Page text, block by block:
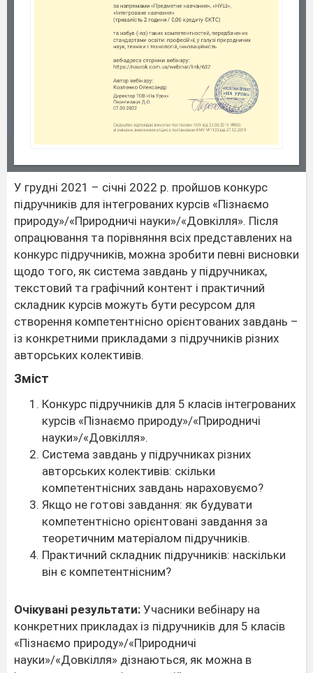
У грудні 2021 – січні 2022 р. пройшов конкурс
підручників для інтегрованих курсів «Пізнаємо
природу»/«Природничі науки»/«Довкілля». Після
опрацювання та порівняння всіх представлених на
конкурс підручників, можна зробити певні висновки
щодо того, як система завдань у підручниках,
текстовий та графічний контент і практичний
складник курсів можуть бути ресурсом для
створення компетентнісно орієнтованих завдань –
із конкретними прикладами з підручників різних
авторських колективів.
Зміст
Конкурс підручників для 5 класів інтегрованих
курсів «Пізнаємо природу»/«Природничі
науки»/«Довкілля».
Система завдань у підручниках різних
авторських колективів: скільки
компетентнісних завдань нараховуємо?
Якщо не готові завдання: як будувати
компетентнісно орієнтовані завдання за
теоретичним матеріалом підручників.
Практичний складник підручників: наскільки
він є компетентнісним?
Очікувані результати: Учасники вебінару на
конкретних прикладах із підручників для 5 класів
«Пізнаємо природу»/«Природничі
науки»/«Довкілля» дізнаються, як можна в